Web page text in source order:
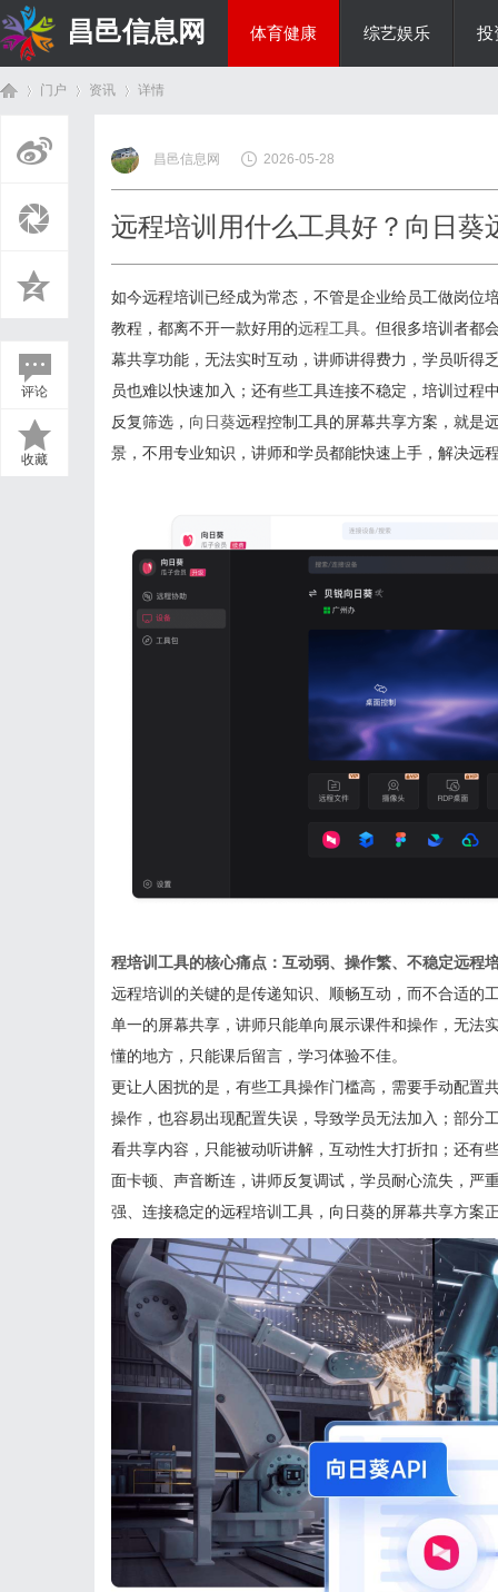
昌邑信息网 体育健康 综艺娱乐 投
门户 资讯
›
详情
评论
收藏
昌邑信息网 2026-05-28
远程培训用什么工具好？向日葵
如今远程培训已经成为常态，不管是企业给员工做岗位
教程，都离不开一款好用的远程工具。但很多培训者都
幕共享功能，无法实时互动，讲师讲得费力，学员听得
员也难以快速加入；还有些工具连接不稳定，培训过程
反复筛选， 向日葵远程控制工具的屏幕共享方案，就是
景，不用专业知识，讲师和学员都能快速上手，解决远
程培训工具的核心痛点：互动弱、操作繁、不稳定远程
远程培训的关键的是传递知识、顺畅互动，而不合适的
单一的屏幕共享，讲师只能单向展示课件和操作，无法
懂的地方，只能课后留言，学习体验不佳。
更让人困扰的是，有些工具操作门槛高，需要手动配置
操作，也容易出现配置失误，导致学员无法加入；部分
看共享内容，只能被动听讲解，互动性大打折扣；还有
面卡顿、声音断连，讲师反复调试，学员耐心流失，严
强、连接稳定的远程培训工具，向日葵的屏幕共享方案